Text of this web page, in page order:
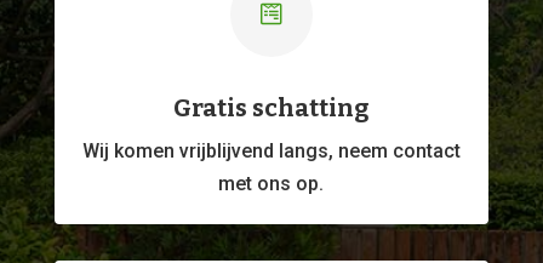

Gratis schatting
Wij komen vrijblijvend langs, neem contact
met ons op.